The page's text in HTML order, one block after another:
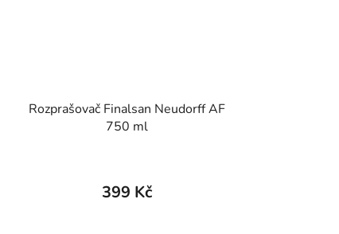
Rozprašovač Finalsan Neudorff AF
750 ml
399 Kč